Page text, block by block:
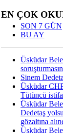
EN ÇOK
SON 7 GÜN
BU AY
Üsküdar
Sinem
Üsküdar
Tütüncü
Üsküdar
Dedetaş
gözaltına
Üsküdar